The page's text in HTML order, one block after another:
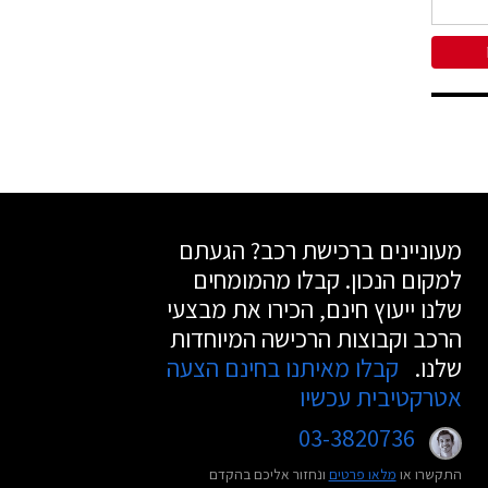
מעוניינים ברכישת רכב? הגעתם
למקום הנכון. קבלו מהמומחים
שלנו ייעוץ חינם, הכירו את מבצעי
הרכב וקבוצות הרכישה המיוחדות
שלנו. קבלו מאיתנו בחינם הצעה
אטרקטיבית עכשיו
03-3820736
התקשרו או מלאו פרטים ונחזור אליכם בהקדם